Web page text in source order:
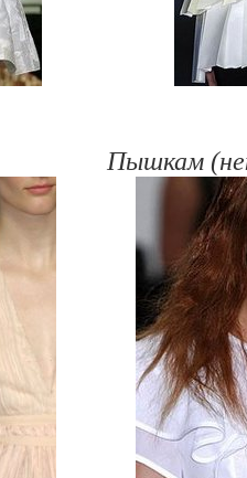
....................
Пышкам